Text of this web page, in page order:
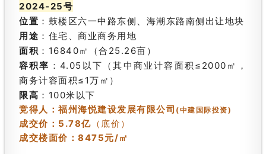
2024-25号
位置 ：鼓楼区六一中路东侧、海潮东路南侧出让地块
用途 ：住宅、商业商务用地
面积 ：16840㎡（合25.26亩）
容积率 ：4.05以下（其中商业计容面积≤2000㎡，
商务计容面积≤1万㎡）
限高 ：100米以下
竞得人：福州海悦建设发展有限公司 (中建国际投资)
成交价 ： 5.78亿 （底价）
成交楼面价： 8475元/㎡